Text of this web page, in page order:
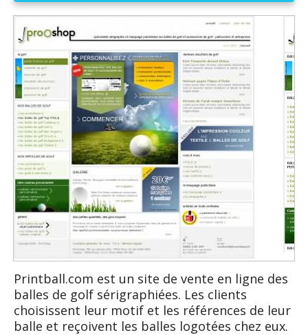
Printball.com est un site de vente en ligne des
balles de golf sérigraphiées. Les clients
choisissent leur motif et les références de leur
balle et reçoivent les balles logotées chez eux.